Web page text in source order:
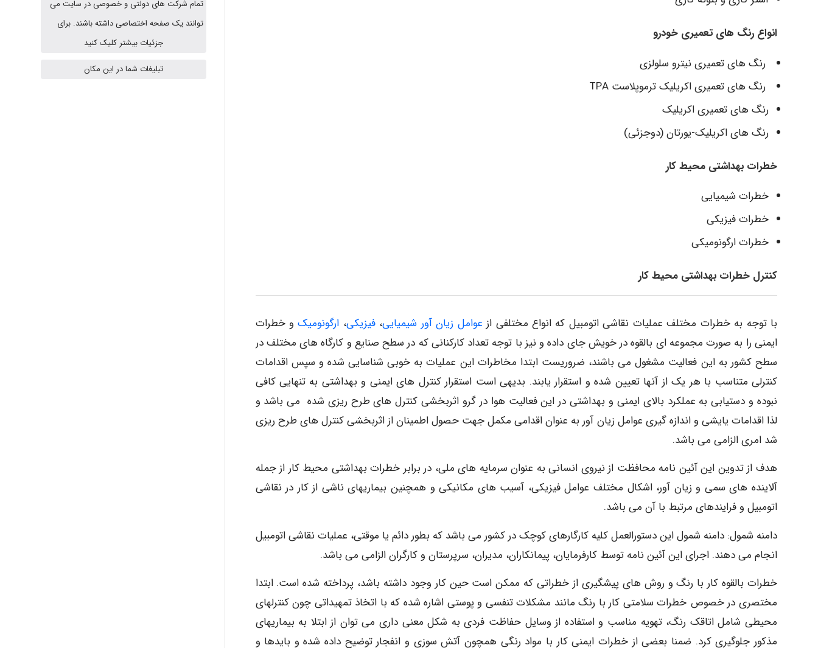
انواع رنگ های تعمیری خودرو
رنگ های تعمیری نیترو سلولزی
رنگ های تعمیری اکریلیک ترموپلاست TPA
رنگ های تعمیری اکریلیک
رنگ های اکریلیک-یورتان (دوجزئی)
خطرات بهداشتی محیط کار
خطرات شیمیایی
خطرات فیزیکی
خطرات ارگونومیکی
کنترل خطرات بهداشتی محیط کار
با توجه به خطرات مختلف عملیات نقاشی اتومبیل که انواع مختلفی از عوامل زیان آور شیمیایی،فیزیکی، ارگونومیک و خطرات
ایمنی را به صورت مجموعه ای بالقوه در خویش جای داده و نیز با توجه تعداد کارکنانی که در سطح صنایع و کارگاه های مختلف در
سطح کشور به این فعالیت مشغول می باشند، ضروریست ابتدا مخاطرات این عملیات به خوبی شناسایی شده و سپس اقدامات
کنترلی متناسب با هر یک از آنها تعیین شده و استقرار یابند. بدیهی است استقرار کنترل های ایمنی و بهداشتی به تنهایی کافی
نبوده و دستیابی به عملکرد بالای ایمنی و بهداشتی در این فعالیت هوا در گرو اثربخشی کنترل های طرح ریزی شده می باشد و
لذا اقدامات یایشی و اندازه گیری عوامل زیان آور به عنوان اقدامی مکمل جهت حصول اطمینان از اثربخشی کنترل های طرح ریزی
شد امری الزامی می باشد.
هدف از تدوین این آئین نامه محافظت از نیروی انسانی به عنوان سرمایه های ملی، در برابر خطرات بهداشتی محیط کار از جمله
آلاینده های سمی و زیان آور، اشکال مختلف عوامل فیزیکی، آسیب های مکانیکی و همچنین بیماریهای ناشی از کار در نقاشی
اتومبیل و فرایندهای مرتبط با آن می باشد.
دامنه شمول: دامنه شمول این دستورالعمل کلیه کارگارهای کوچک در کشور می باشد که بطور دائم یا موقتی، عملیات نقاشی اتومبیل
انجام می دهند. اجرای این آئین نامه توسط کارفرمایان، پیمانکاران، مدیران، سرپرستان و کارگران الزامی می باشد.
خطرات بالقوه کار با رنگ و روش های پیشگیری از خطراتی که ممکن است حین کار وجود داشته باشد، پرداخته شده است. ابتدا
مختصری در خصوص خطرات سلامتی کار با رنگ مانند مشکلات تنفسی و پوستی اشاره شده که با اتخاذ تمهیداتی چون کنترلهای
محیطی شامل اتاقک رنگ، تهویه مناسب و استفاده از وسایل حفاظت فردی به شکل معنی داری می توان از ابتلا به بیماریهای
مذکور جلوگیری کرد. ضمنا بعضی از خطرات ایمنی کار با مواد رنگی همچون آتش سوزی و انفجار توضیح داده شده و بایدها و
vali
fahimeh sheibani
تمام شرکت های دولتی و خصوصی در سایت می
توانند یک صفحه اختصاصی داشته باشند. برای
جزئیات بیشتر کلیک کنید
تبلیغات شما در این مکان